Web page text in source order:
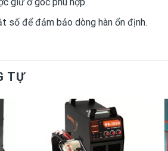
số để đảm bảo dòng hàn ổn định.
TỰ